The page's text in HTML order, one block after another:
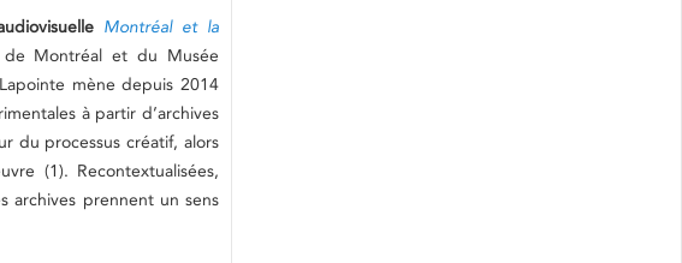
Montréal et la
Montréal et du Musée
mène depuis 2014
à partir d’archives
du processus créatif, alors
(1). Recontextualisées,
archives prennent un sens